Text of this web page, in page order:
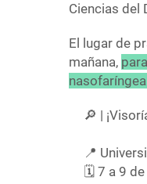
Ciencias del
El lugar de
mañana,
🔎 |
📍
🗓 7 a 9